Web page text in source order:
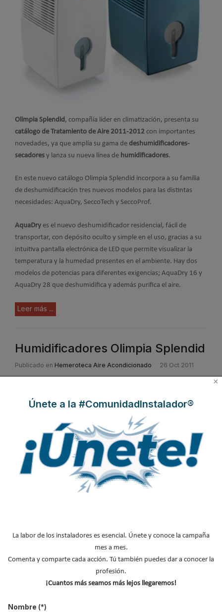
Olimpia Splendid , compañía líder en climatización, presenta su
catálogo de Tratamiento de Aire 2011-2012 con importantes
novedades, ya que amplía su gama de deshumidificadores-
secadores y lanza su nueva línea de humidificadores.
En este nuevo catálogo Olimpia Splendid incorpora a su familia
de deshumidificación tres nuevos modelos para las distintas
necesidades: AquaDry, SeccoTech y SeccoProf.
AquaDry es el nuevo deshumidificador residencial, fácil de
transportar, con depósito oculto y simple en el uso, gracias a su
intuitiva pantalla electrónica de LED que permite visualizar la
temperatura y la humedad presentes en el ambiente. Hay dos
modelos de potencias para diferentes exigencias; AquaDry 16 y
AquaDry 28 que deshumidifica y además purifica el aire.
Leer más ...
Humidificadores Olimpia Splendid
Publicado en Hemeroteca Aire Acondicionado 26 Oct 2011
Olimpia Splendid,
compañía líder en climatización, se introduce
lanzando dos innovadores productos (AquaSpa y Limpia) que
×
Únete a la #ComunidadInstalador®
La labor de los instaladores es esencial. Únete y conoce la campaña
mes a mes.
Comenta y comparte cada acción. Tú también puedes dar a conocer la
profesión.
¡Cuantos más seamos más lejos llegaremos!
Nombre (*)